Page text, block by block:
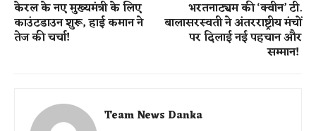
केरल के नए मुख्यमंत्री के लिए
काउंटडाउन शुरू, हाई कमान ने
तेज की चर्चा!
भरतनाट्यम की ‘क्वीन’ टी.
बालासरस्वती ने अंतरराष्ट्रीय मंचों
पर दिलाई नई पहचान और
सम्मान!
Team News Danka